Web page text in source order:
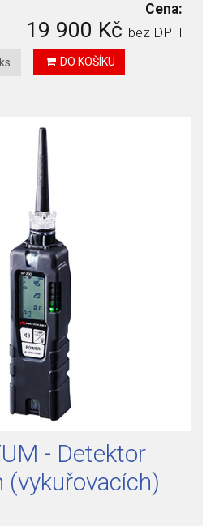
Cena:
19 900 Kč bez DPH
ks DO KOŠÍKU
- Detektor